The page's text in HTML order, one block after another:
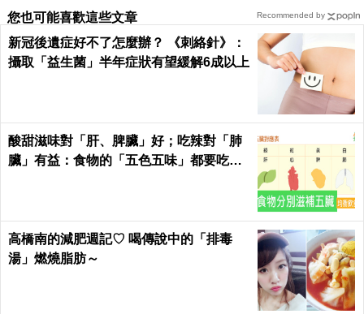
您也可能喜歡這些文章
新冠後遺症好不了怎麼辦？ 《刺絡針》：
攝取「益生菌」半年症狀有望緩解6成以上
酸甜滋味對「肝、脾臟」好；吃辣對「肺
臟」有益：食物的「五色五味」都要吃，
高橋南的減肥週記♡ 喝傳說中的「排毒
湯」燃燒脂肪～
Recommended by